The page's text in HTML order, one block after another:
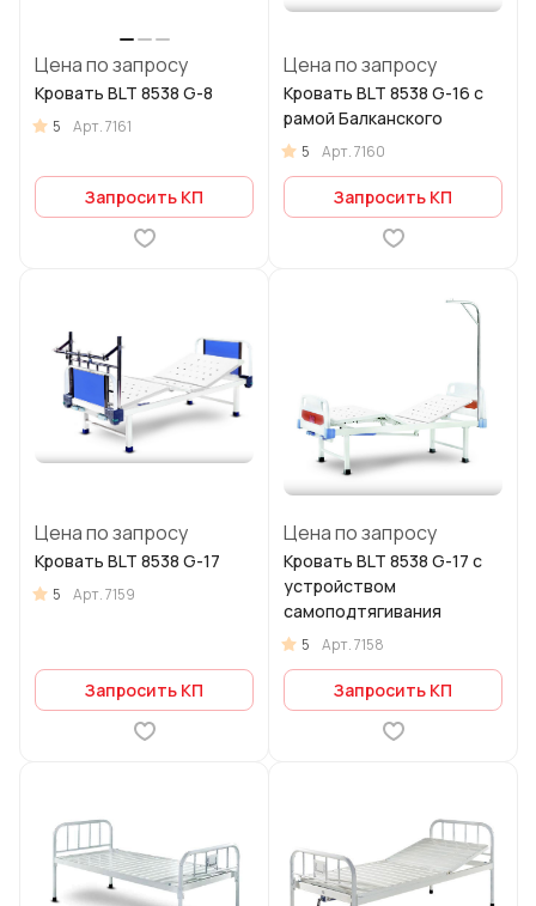
Цена по запросу
Кровать BLT 8538 G-8
5 Арт.7161
Запросить КП
Цена по запросу
Кровать BLT 8538 G-16 с
рамой Балканского
5 Арт.7160
Запросить КП
Цена по запросу
Кровать BLT 8538 G-17
5 Арт.7159
Запросить КП
Цена по запросу
Кровать BLT 8538 G-17 с
устройством
самоподтягивания
5 Арт.7158
Запросить КП